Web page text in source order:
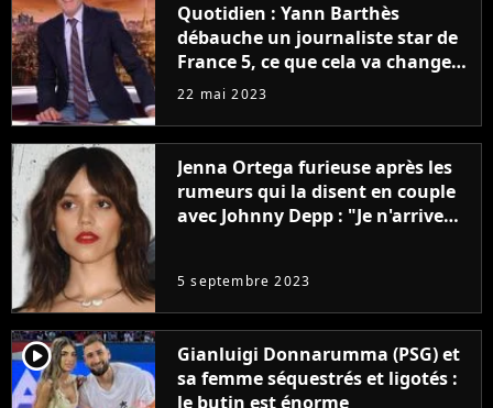
Quotidien : Yann Barthès
débauche un journaliste star de
France 5, ce que cela va changer
à la rentrée
22 mai 2023
Jenna Ortega furieuse après les
rumeurs qui la disent en couple
avec Johnny Depp : "Je n'arrive
5 septembre 2023
player2
Gianluigi Donnarumma (PSG) et
sa femme séquestrés et ligotés :
le butin est énorme